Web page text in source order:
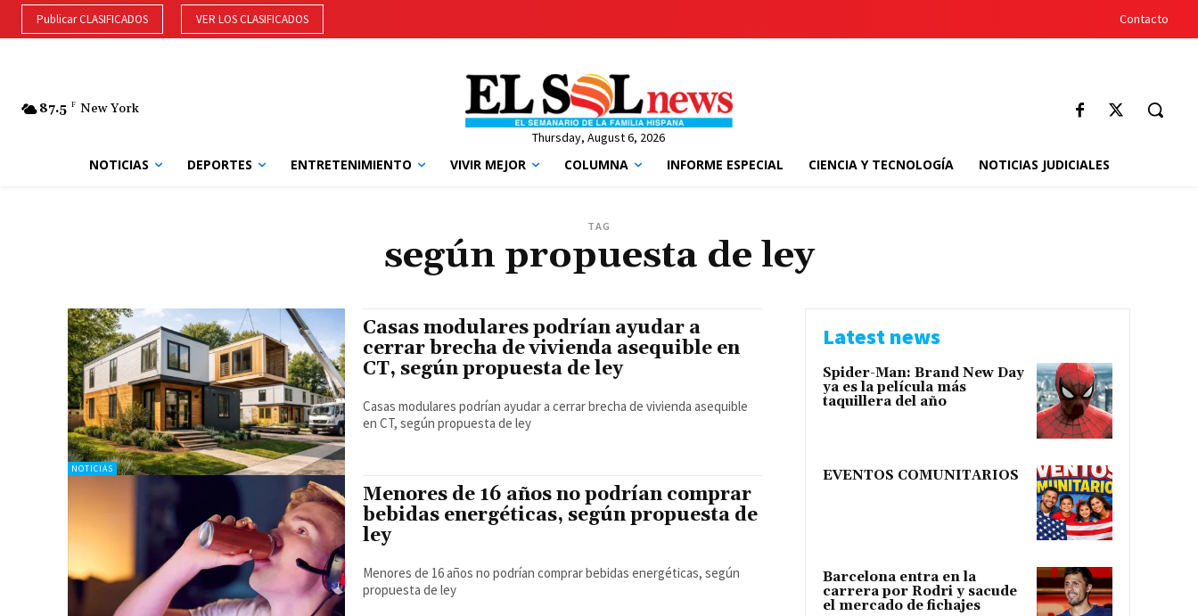
Publicar CLASIFICADOS VER LOS CLASIFICADOS Contacto
87.5 F New York
Thursday, August 6, 2026
NOTICIAS DEPORTES ENTRETENIMIENTO VIVIR MEJOR COLUMNA INFORME ESPECIAL CIENCIA Y TECNOLOGÍA NOTICIAS JUDICIALES
TAG
según propuesta de ley
NOTICIAS
Casas modulares podrían ayudar a
cerrar brecha de vivienda asequible en
CT, según propuesta de ley
Casas modulares podrían ayudar a cerrar brecha de vivienda asequible
en CT, según propuesta de ley
Menores de 16 años no podrían comprar
bebidas energéticas, según propuesta de
ley
Menores de 16 años no podrían comprar bebidas energéticas, según
propuesta de ley
Latest news
Spider-Man: Brand New Day
ya es la película más
taquillera del año
EVENTOS COMUNITARIOS
Barcelona entra en la
carrera por Rodri y sacude
el mercado de fichajes